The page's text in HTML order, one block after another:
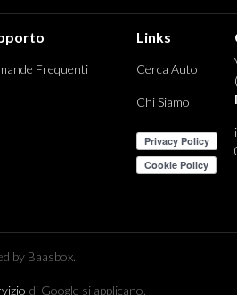
Frequenti
Links
Cerca Auto
Chi Siamo
by Baasbox.
di Google si applicano.